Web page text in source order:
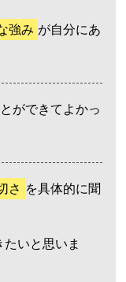
強み が自分にあ
ができてよかっ
さ を具体的に聞
いと思いま